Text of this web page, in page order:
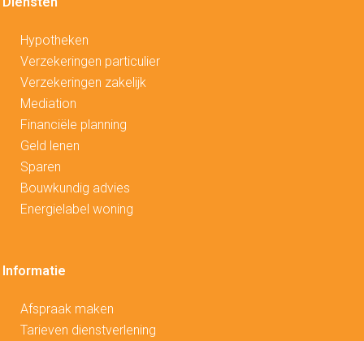
Hypotheken
Verzekeringen particulier
Verzekeringen zakelijk
Mediation
Financiële planning
Geld lenen
Sparen
Bouwkundig advies
Energielabel woning
Informatie
Afspraak maken
Tarieven dienstverlening